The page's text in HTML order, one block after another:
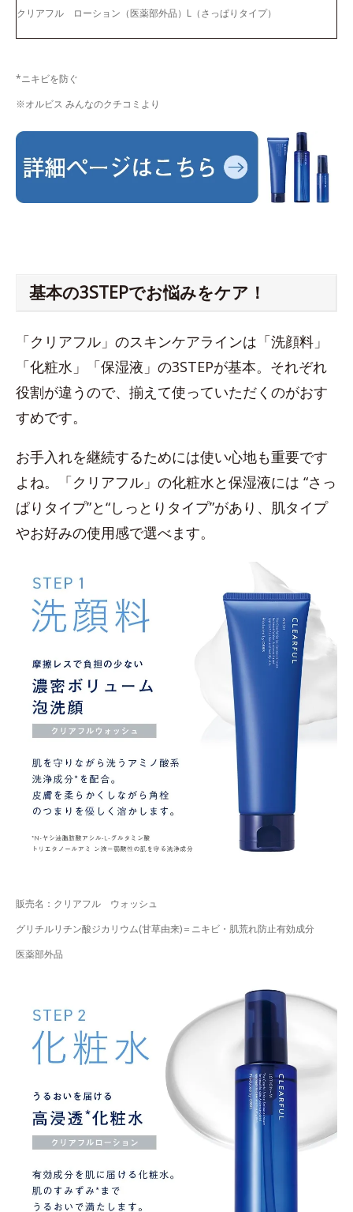
クリアフル ローション（医薬部外品）L（さっぱりタイプ）
*ニキビを防ぐ
※オルビス みんなのクチコミより
基本の3STEPでお悩みをケア！
「クリアフル」のスキンケアラインは「洗顔料」
「化粧水」「保湿液」の3STEPが基本。それぞれ
役割が違うので、揃えて使っていただくのがおす
すめです。
お手入れを継続するためには使い心地も重要です
よね。「クリアフル」の化粧水と保湿液には “さっ
ぱりタイプ”と“しっとりタイプ”があり、肌タイプ
やお好みの使用感で選べます。
販売名：クリアフル ウォッシュ
グリチルリチン酸ジカリウム(甘草由来)＝ニキビ・肌荒れ防止有効成分
医薬部外品